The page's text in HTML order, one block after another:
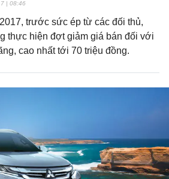
| 08:46
trước sức ép từ các đối thủ,
thực hiện đợt giảm giá bán đối với
cao nhất tới 70 triệu đồng.